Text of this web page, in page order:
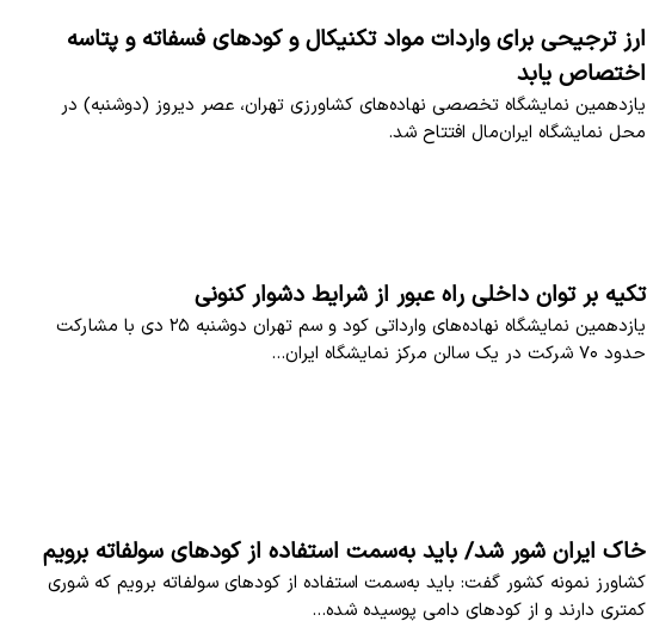
ارز ترجیحی برای واردات مواد تکنیکال و کودهای فسفاته و پتاسه
اختصاص یابد
یازدهمین نمایشگاه تخصصی نهاده‌های کشاورزی تهران، عصر دیروز (دوشنبه) در
محل نمایشگاه ایران‌مال افتتاح شد.
تکیه بر توان داخلی راه عبور از شرایط دشوار کنونی
یازدهمین نمایشگاه نهاده‌های وارداتی کود و سم تهران دوشنبه ۲۵ دی با مشارکت
حدود ۷۰ شرکت در یک سالن مرکز نمایشگاه ایران…
خاک ایران شور شد/ باید به‌سمت استفاده از کودهای سولفاته برویم
کشاورز نمونه کشور گفت: باید به‌سمت استفاده از کودهای سولفاته برویم که شوری
کمتری دارند و از کودهای دامی پوسیده شده…